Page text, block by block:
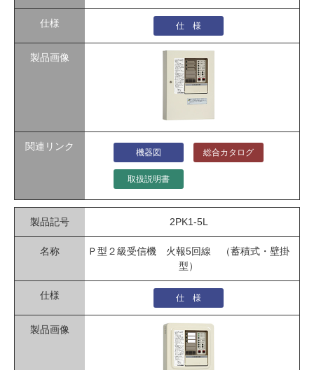
仕 様
機器図 総合カタログ
取扱説明書
2PK1-5L
Ｐ型２級受信機 火報5回線 （蓄積式・壁掛
型）
仕 様